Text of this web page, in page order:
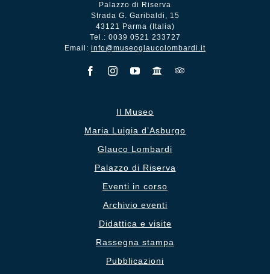
Palazzo di Riserva
Strada G. Garibaldi, 15
43121 Parma (Italia)
Tel.: 0039 0521 233727
Email: info@museoglaucolombardi.it
Il Museo
Maria Luigia d’Asburgo
Glauco Lombardi
Palazzo di Riserva
Eventi in corso
Archivio eventi
Didattica e visite
Rassegna stampa
Pubblicazioni